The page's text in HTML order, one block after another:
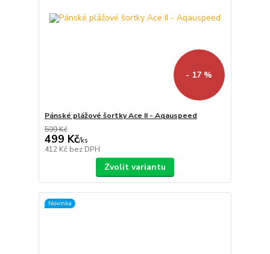
- 17 %
Pánské plážové šortky Ace II - Aqauspeed
599 Kč
499 Kč/ks
412 Kč bez DPH
Zvolit variantu
Novinka